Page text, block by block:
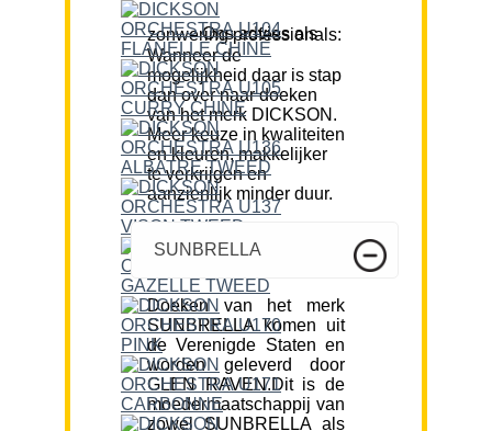
Ons advies als zonwering professionals:
Wanneer de
mogelijkheid daar is stap
dan over naar doeken
van het merk DICKSON.
Meer keuze in kwaliteiten
en kleuren, makkelijker
te verkrijgen en
aanzienlijk minder duur.
SUNBRELLA
Doeken van het merk
SUNBRELLA komen uit
de Verenigde Staten en
worden geleverd door
GLEN RAVEN.Dit is de
moedermaatschappij van
zowel SUNBRELLA als